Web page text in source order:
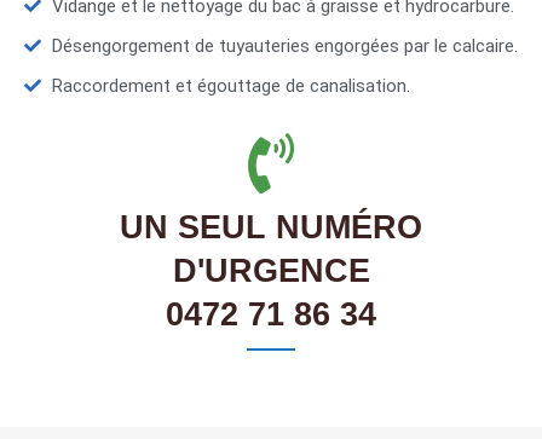
Vidange et le nettoyage du bac à graisse et hydrocarbure.
Désengorgement de tuyauteries engorgées par le calcaire.
Raccordement et égouttage de canalisation.
UN SEUL NUMÉRO
D'URGENCE
0472 71 86 34